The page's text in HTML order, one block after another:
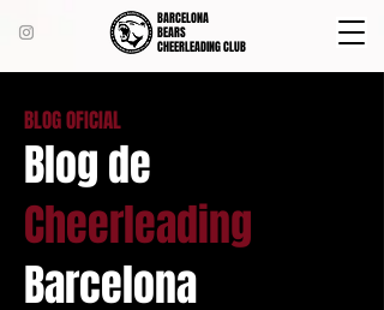
BARCELONA
BEARS
CHEERLEADING CLUB
BLOG OFICIAL
Blog de
Cheerleading
Barcelona